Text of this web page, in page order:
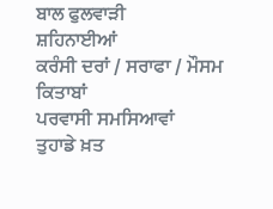
ਬਾਲ ਫੁਲਵਾੜੀ
ਸ਼ਹਿਨਾਈਆਂ
ਕਰੰਸੀ ਦਰਾਂ / ਸਰਾਫਾ / ਮੌਸਮ
ਕਿਤਾਬਾਂ
ਪਰਵਾਸੀ ਸਮਸਿਆਵਾਂ
ਤੁਹਾਡੇ ਖ਼ਤ